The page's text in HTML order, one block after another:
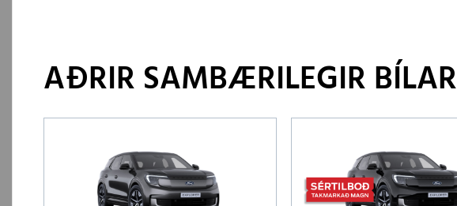
AÐRIR SAMBÆRILEGIR BÍLAR